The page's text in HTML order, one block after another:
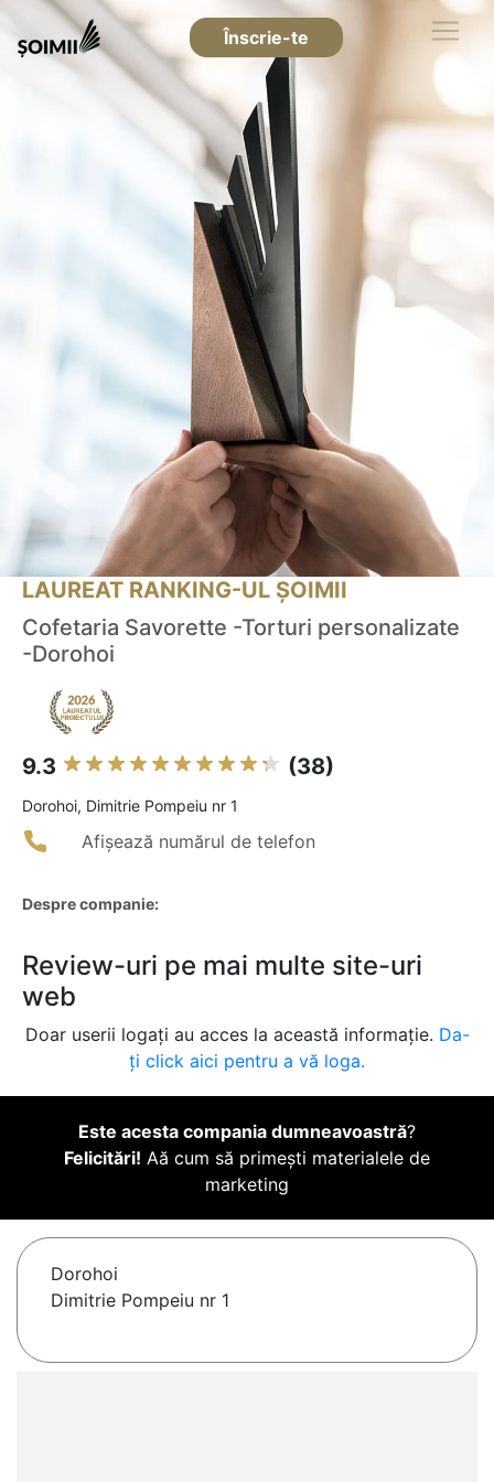
Înscrie-te
LAUREAT RANKING-UL ȘOIMII
Cofetaria Savorette -Torturi personalizate
-Dorohoi
9.3 (38)
Dorohoi, Dimitrie Pompeiu nr 1
Afișează numărul de telefon
Despre companie:
Review-uri pe mai multe site-uri
web
Doar userii logați au acces la această informație. Da-
ți click aici pentru a vă loga.
Este acesta compania dumneavoastră?
Felicitări! Aă cum să primești materialele de
marketing
Dorohoi
Dimitrie Pompeiu nr 1